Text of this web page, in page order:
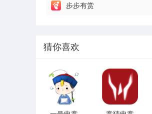
步步有赏
猜你喜欢